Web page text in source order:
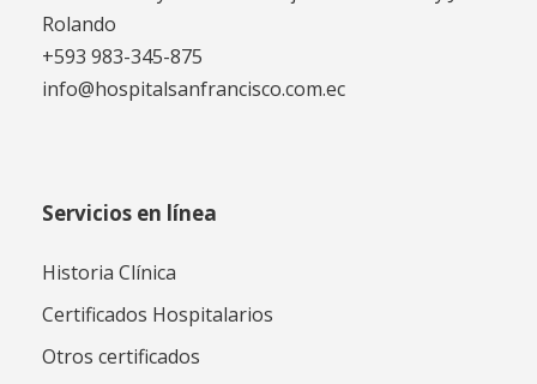
Rolando
+593 983-345-875
info@hospitalsanfrancisco.com.ec
Servicios en línea
Historia Clínica
Certificados Hospitalarios
Otros certificados